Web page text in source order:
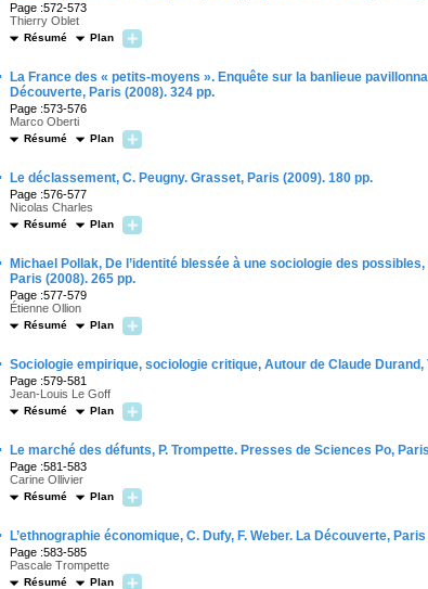
Page :572-573
Thierry Oblet
Résumé Plan
La France des « petits-moyens ». Enquête sur la banlieue
Découverte, Paris (2008). 324 pp.
Page :573-576
Marco Oberti
Résumé Plan
Le déclassement, C. Peugny. Grasset, Paris (2009). 180 pp.
Page :576-577
Nicolas Charles
Résumé Plan
Michael Pollak, De l’identité blessée à une sociologie des
Paris (2008). 265 pp.
Page :577-579
Étienne Ollion
Résumé Plan
Sociologie empirique, sociologie critique, Autour de Claude Durand,
Page :579-581
Jean-Louis Le Goff
Résumé Plan
Le marché des défunts, P. Trompette. Presses de Sciences Po,
Page :581-583
Carine Ollivier
Résumé Plan
L’ethnographie économique, C. Dufy, F. Weber. La Découverte,
Page :583-585
Pascale Trompette
Résumé Plan